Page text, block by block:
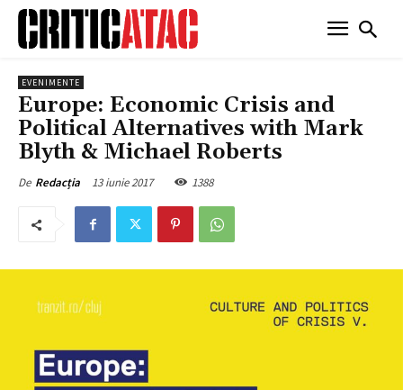
EVENIMENTE
Europe: Economic Crisis and
Political Alternatives with Mark
Blyth & Michael Roberts
De Redacția 13 iunie 2017 1388